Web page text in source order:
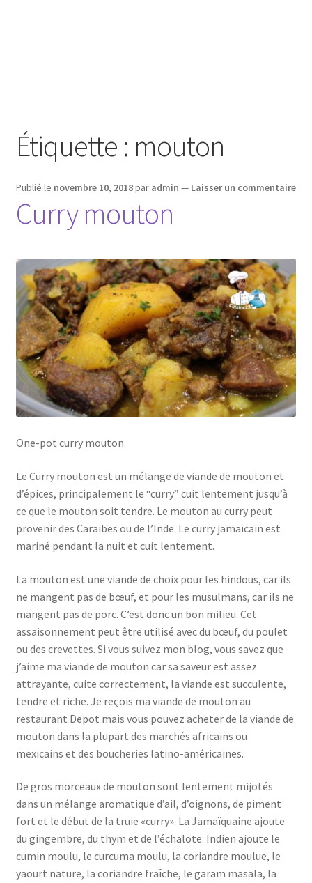
Étiquette : mouton
Publié le novembre 10, 2018par admin — Laisser un commentaire
Curry mouton
One-pot curry mouton
Le Curry mouton est un mélange de viande de mouton et
d’épices, principalement le “curry” cuit lentement jusqu’à
ce que le mouton soit tendre. Le mouton au curry peut
provenir des Caraïbes ou de l’Inde. Le curry jamaïcain est
mariné pendant la nuit et cuit lentement.
La mouton est une viande de choix pour les hindous, car ils
ne mangent pas de bœuf, et pour les musulmans, car ils ne
mangent pas de porc. C’est donc un bon milieu. Cet
assaisonnement peut être utilisé avec du bœuf, du poulet
ou des crevettes. Si vous suivez mon blog, vous savez que
j’aime ma viande de mouton car sa saveur est assez
attrayante, cuite correctement, la viande est succulente,
tendre et riche. Je reçois ma viande de mouton au
restaurant Depot mais vous pouvez acheter de la viande de
mouton dans la plupart des marchés africains ou
mexicains et des boucheries latino-américaines.
De gros morceaux de mouton sont lentement mijotés
dans un mélange aromatique d’ail, d’oignons, de piment
fort et le début de la truie «curry». La Jamaïquaine ajoute
du gingembre, du thym et de l’échalote. Indien ajoute le
cumin moulu, le curcuma moulu, la coriandre moulue, le
yaourt nature, la coriandre fraîche, le garam masala, la